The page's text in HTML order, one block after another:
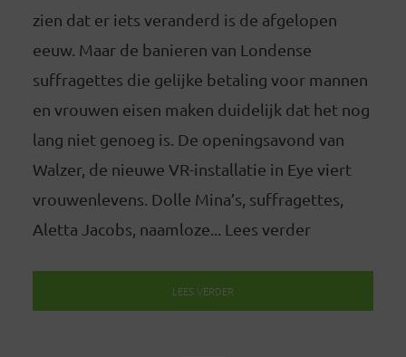
zien dat er iets veranderd is de afgelopen
eeuw. Maar de banieren van Londense
suffragettes die gelijke betaling voor mannen
en vrouwen eisen maken duidelijk dat het nog
lang niet genoeg is. De openingsavond van
Walzer, de nieuwe VR-installatie in Eye viert
vrouwenlevens. Dolle Mina’s, suffragettes,
Aletta Jacobs, naamloze... Lees verder
LEES VERDER